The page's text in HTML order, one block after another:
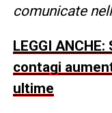
comunicate
LEGGI
contagi
ultime